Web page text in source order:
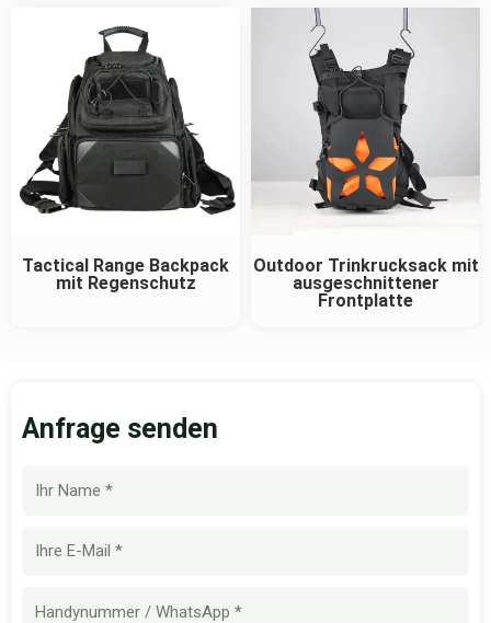
Tactical Range Backpack
mit Regenschutz
Outdoor Trinkrucksack mit
ausgeschnittener
Frontplatte
Anfrage senden